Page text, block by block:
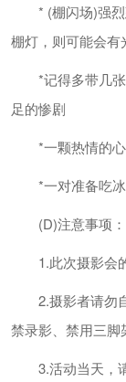
* (棚闪场)强
棚灯，则可能会有
*记得多带几
足的惨剧
*一颗热情的心
*一对准备吃
(D)注意事项：
1.此次摄影会
2.摄影者请勿
禁录影、禁用三脚
3.活动当天，